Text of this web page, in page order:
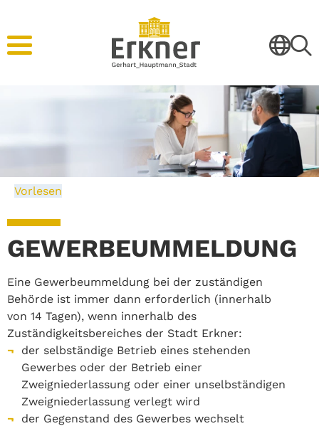
Vorlesen
GEWERBEUMMELDUNG
Eine Gewerbeummeldung bei der zuständigen
Behörde ist immer dann erforderlich (innerhalb
von 14 Tagen), wenn innerhalb des
Zuständigkeitsbereiches der Stadt Erkner:
der selbständige Betrieb eines stehenden
Gewerbes oder der Betrieb einer
Zweigniederlassung oder einer unselbständigen
Zweigniederlassung verlegt wird
der Gegenstand des Gewerbes wechselt